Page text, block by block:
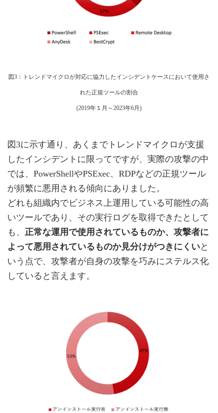
図3：トレンドマイクロが対応に協力したインシデントケースにおいて使用さ
れた正規ツールの割合
(2019年１月～2023年6月)
図3に示す通り、あくまでトレンドマイクロが支援
したインシデントに限ってですが、実際の攻撃の中
では、PowerShellやPSExec、RDPなどの正規ツール
が頻繁に悪用される傾向にありました。
どれも組織内でビジネス上運用している可能性の高
いツールであり、その実行ログを取得できたとして
も、 正常な運用で使用されているものか、攻撃者に
よって悪用されているものか見分けがつきにくいと
いう点で、攻撃者が自身の攻撃を巧みにステルス化
していると言えます。